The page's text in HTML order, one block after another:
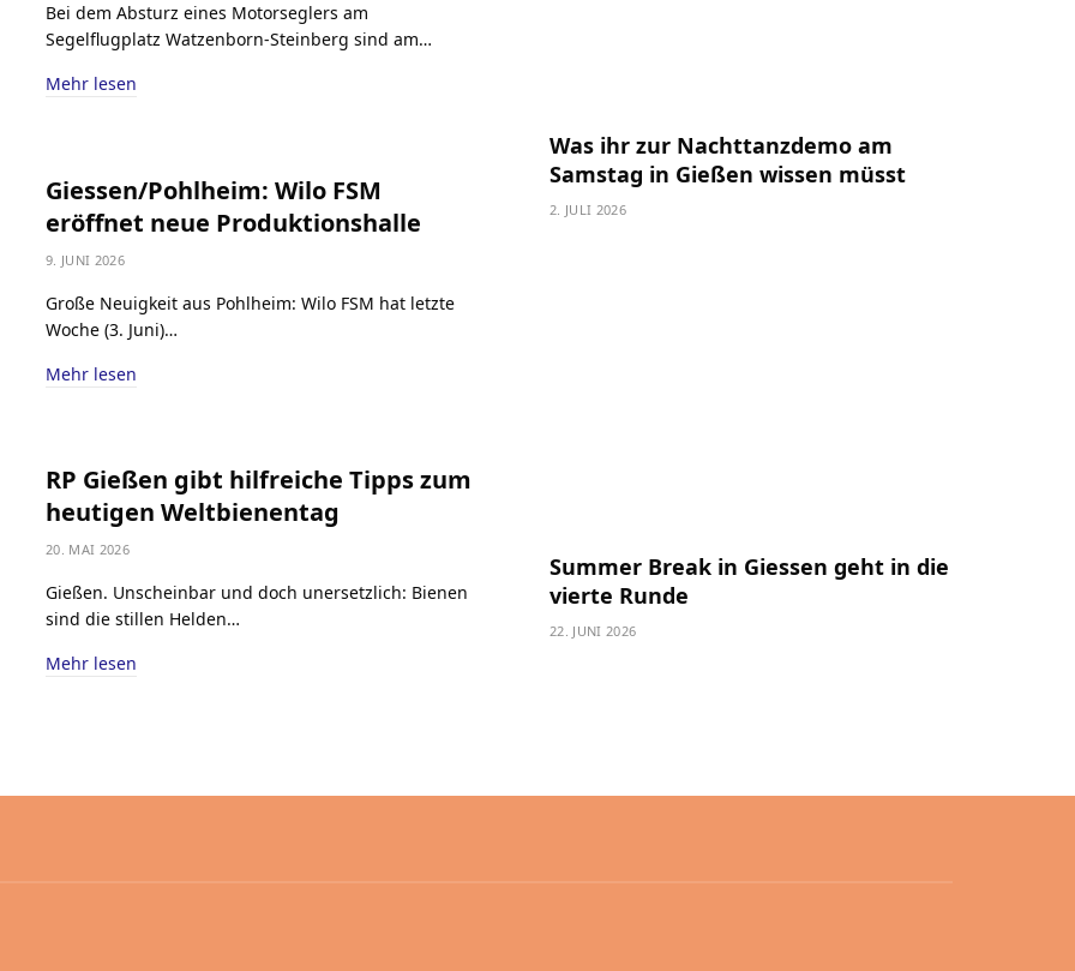
Bei dem Absturz eines Motorseglers am
Segelflugplatz Watzenborn-Steinberg sind am…
Mehr lesen
Giessen/Pohlheim: Wilo FSM
eröffnet neue Produktionshalle
9. JUNI 2026
Große Neuigkeit aus Pohlheim: Wilo FSM hat letzte
Woche (3. Juni)…
Mehr lesen
RP Gießen gibt hilfreiche Tipps zum
heutigen Weltbienentag
20. MAI 2026
Gießen. Unscheinbar und doch unersetzlich: Bienen
sind die stillen Helden…
Mehr lesen
Was ihr zur Nachttanzdemo am
Samstag in Gießen wissen müsst
2. JULI 2026
Summer Break in Giessen geht in die
vierte Runde
22. JUNI 2026